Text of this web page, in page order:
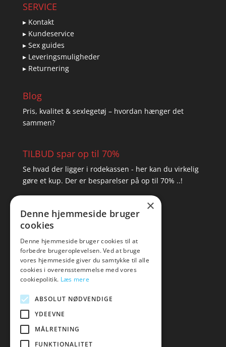
SERVICE
▸ Kontakt
▸ Kundeservice
▸ Sex guides
▸ Leveringsmuligheder
▸ Returnering
Blog
Pris, kvalitet & sexlegetøj – hvordan hænger det
sammen?
TILBUD spar op til 70%
Se hvad der ligger i rodekassen - her kan du virkelig
gøre et kup. Der er besparelser på op til 70% ..!
Tlf: 7876 8672
Mail: hej@amare.dk
×
Denne hjemmeside bruger
cookies
Denne hjemmeside bruger cookies til at
forbedre brugeroplevelsen. Ved at bruge
vores hjemmeside giver du samtykke til alle
cookies i overensstemmelse med vores
cookiepolitik. Læs mere
ABSOLUT NØDVENDIGE
YDEEVNE
MÅLRETNING
FUNKTIONALITET